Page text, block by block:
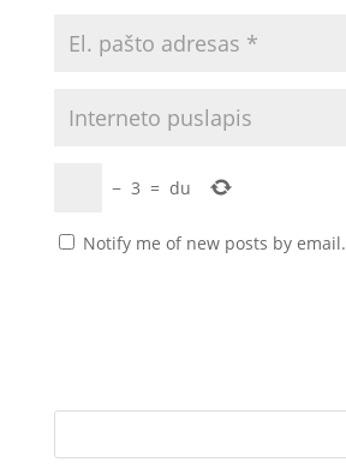
− 3 = du
Notify me of new posts by email.